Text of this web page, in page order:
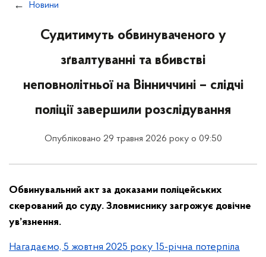
Новини
Судитимуть обвинуваченого у
зґвалтуванні та вбивстві
неповнолітньої на Вінниччині – слідчі
поліції завершили розслідування
Опубліковано 29 травня 2026 року о 09:50
Обвинувальний акт за доказами поліцейських
скерований до суду. Зловмиснику загрожує довічне
ув’язнення.
Нагадаємо, 5 жовтня 2025 року 15-річна потерпіла